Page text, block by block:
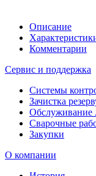
Описание
Комментарии
Сервис и поддержка
Системы
Зачистка
Сварочные
Закупки
О компании